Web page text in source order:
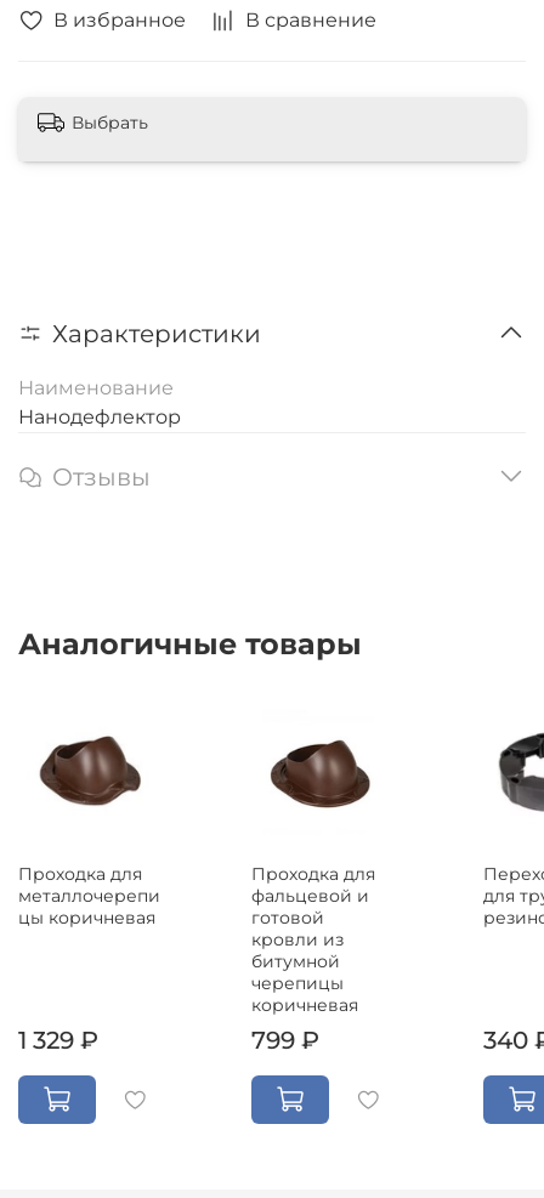
В избранное В сравнение
Выбрать
Характеристики
Наименование
Нанодефлектор
Отзывы
Аналогичные товары
Проходка для
металлочерепи
цы коричневая
1 329 ₽
Проходка для
фальцевой и
готовой
кровли из
битумной
черепицы
коричневая
799 ₽
для
340